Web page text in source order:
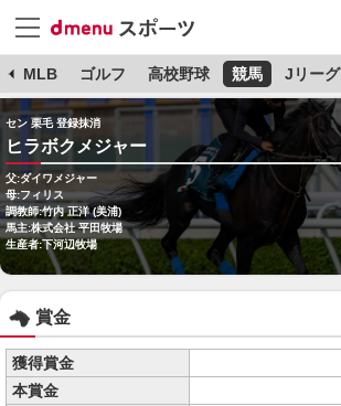
MLB ゴルフ 高校野球 競馬 Jリーグ
セン 栗毛 登録抹消
ヒラボクメジャー
父:ダイワメジャー
母:フィリス
調教師:竹内 正洋 (美浦)
馬主:株式会社 平田牧場
生産者:下河辺牧場
賞金
獲得賞金
本賞金